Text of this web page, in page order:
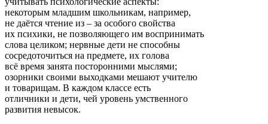
некоторым младшим школьникам, например,
не даётся чтение из – за особого свойства
их психики, не позволяющего им воспринимать
слова целиком; нервные дети не способны
сосредоточиться на предмете, их голова
всё время занята посторонними мыслями;
озорники своими выходками мешают учителю
и товарищам. В каждом классе есть
отличники и дети, чей уровень умственного
развития невысок.